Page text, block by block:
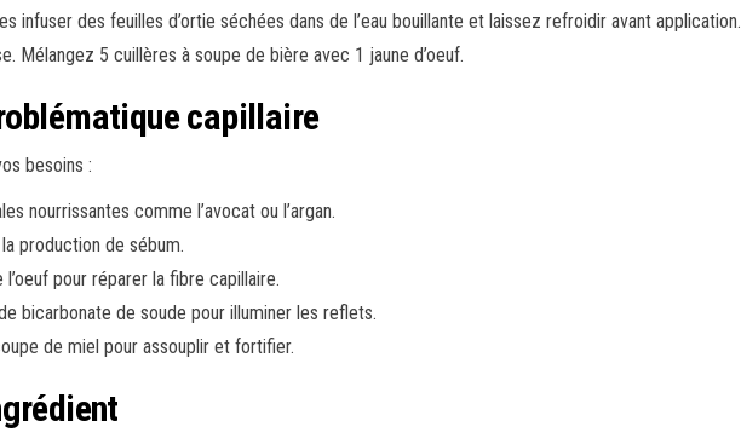
infuser des feuilles d’ortie séchées dans de l’eau bouillante et laissez refroidir avant application.
Mélangez 5 cuillères à soupe de bière avec 1 jaune d’oeuf.
capillaire
besoins :
nourrissantes comme l’avocat ou l’argan.
production de sébum.
pour réparer la fibre capillaire.
bicarbonate de soude pour illuminer les reflets.
de miel pour assouplir et fortifier.